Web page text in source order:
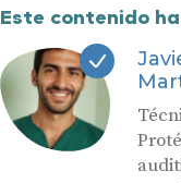
Este contenido
detalla en nuestras
Política de Privacidad.